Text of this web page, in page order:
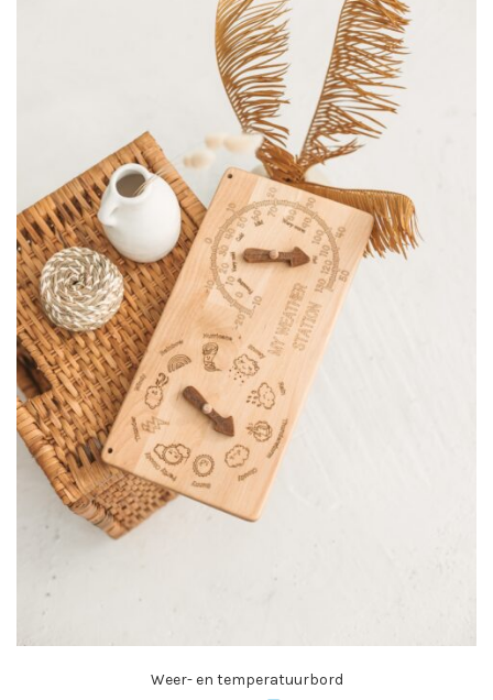
Weer- en temperatuurbord